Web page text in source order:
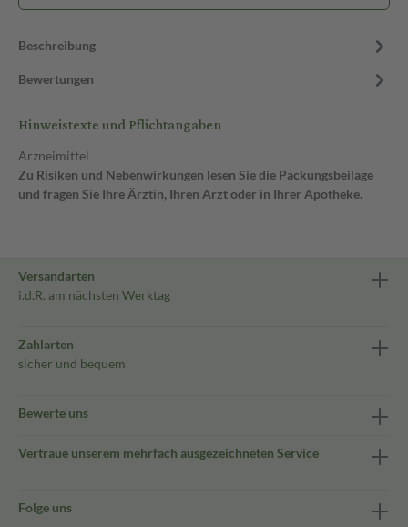
Beschreibung
Bewertungen
Hinweistexte und Pflichtangaben
Arzneimittel
Zu Risiken und Nebenwirkungen lesen Sie die Packungsbeilage
und fragen Sie Ihre Ärztin, Ihren Arzt oder in Ihrer Apotheke.
Versandarten
i.d.R. am nächsten Werktag
Zahlarten
sicher und bequem
Bewerte uns
Vertraue unserem mehrfach ausgezeichneten Service
Folge uns